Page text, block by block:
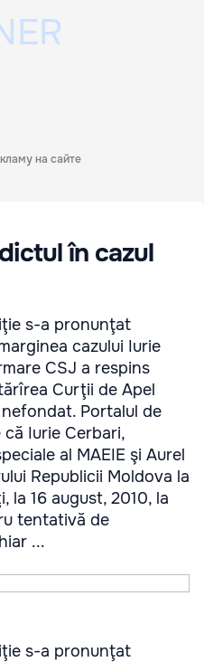
на сайте
în cazul
s-a pronunţat
cazului Iurie
CSJ a respins
Curţii de Apel
Portalul de
Iurie Cerbari,
al MAEIE şi Aurel
Republicii Moldova la
la 16 august, 2010, la
tentativă de
...
s-a pronunţat